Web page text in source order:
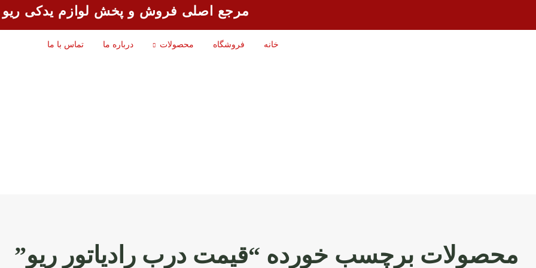
مرجع اصلی فروش و پخش لوازم یدکی ریو
خانه فروشگاه محصولات درباره ما تماس با ما
محصولات برچسب خورده “قیمت درب رادیاتور ریو”